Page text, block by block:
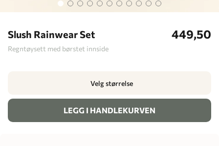
Slush Rainwear Set
Regntøysett med børstet innside
449,50
Velg størrelse
LEGG I HANDLEKURVEN